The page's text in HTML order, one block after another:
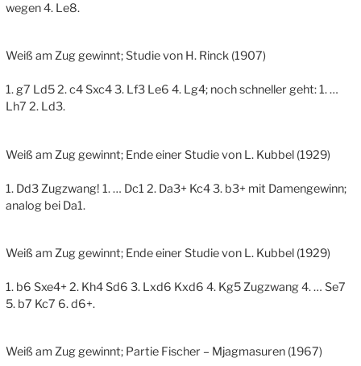
wegen 4. Le8.
Weiß am Zug gewinnt; Studie von H. Rinck (1907)
1. g7 Ld5 2. c4 Sxc4 3. Lf3 Le6 4. Lg4; noch schneller geht: 1. …
Lh7 2. Ld3.
Weiß am Zug gewinnt; Ende einer Studie von L. Kubbel (1929)
1. Dd3 Zugzwang! 1. … Dc1 2. Da3+ Kc4 3. b3+ mit Damengewinn;
analog bei Da1.
Weiß am Zug gewinnt; Ende einer Studie von L. Kubbel (1929)
1. b6 Sxe4+ 2. Kh4 Sd6 3. Lxd6 Kxd6 4. Kg5 Zugzwang 4. … Se7
5. b7 Kc7 6. d6+.
Weiß am Zug gewinnt; Partie Fischer – Mjagmasuren (1967)